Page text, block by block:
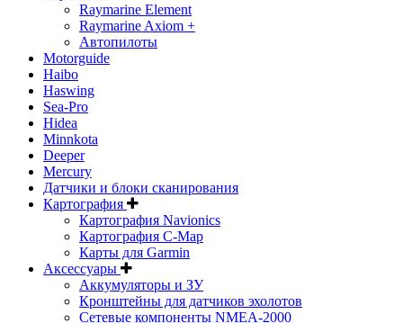
Raymarine Element
Raymarine Axiom +
Автопилоты
Motorguide
Haibo
Haswing
Sea-Pro
Hidea
Minnkota
Deeper
Mercury
Датчики и блоки сканирования
Картография
Картография Navionics
Картография C-Map
Карты для Garmin
Аксессуары
Аккумуляторы и ЗУ
Кронштейны для датчиков эхолотов
Сетевые компоненты NMEA-2000